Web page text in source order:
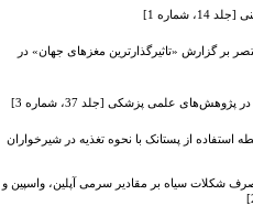
1]
بر گزارش «تاثیر‌گذارترین مغز‌های جهان» در
علمی پزشکی [جلد 37، شماره 3]
استفاده از پستانک با نحوه تغذیه در شیرخواران
شکلات سیاه بر مقادیر سرمی آپلین، واسپین و